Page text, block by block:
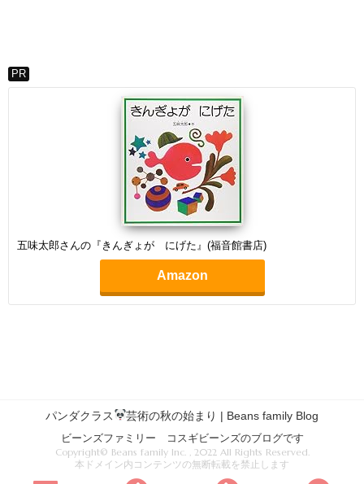
PR
五味太郎さんの『きんぎょが にげた』(福音館書店)
Amazon
パンダクラス 芸術の秋の始まり | Beans family Blog
ビーンズファミリー コスギビーンズのブログです
Copyright© Beans family Inc. , 2022 All Rights Reserved.
本ドメイン内コンテンツの無断転載を禁止します